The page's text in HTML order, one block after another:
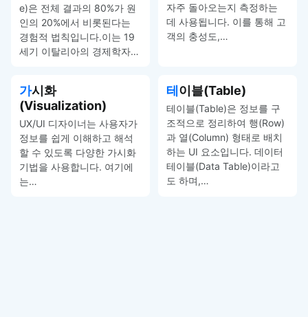
e)은 전체 결과의 80%가 원
인의 20%에서 비롯된다는
경험적 법칙입니다.이는 19
세기 이탈리아의 경제학자…
자주 돌아오는지 측정하는
데 사용됩니다. 이를 통해 고
객의 충성도,…
가시화
(Visualization)
UX/UI 디자이너는 사용자가
정보를 쉽게 이해하고 해석
할 수 있도록 다양한 가시화
기법을 사용합니다. 여기에
는…
테이블(Table)
테이블(Table)은 정보를 구
조적으로 정리하여 행(Row)
과 열(Column) 형태로 배치
하는 UI 요소입니다. 데이터
테이블(Data Table)이라고
도 하며,…